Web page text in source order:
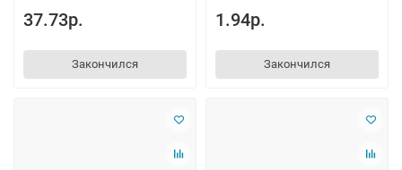
37.73р.
Закончился
1.94р.
Закончился